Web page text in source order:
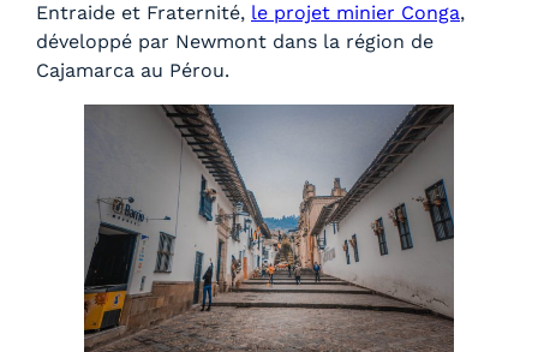
Entraide et Fraternité, le projet minier Conga,
développé par Newmont dans la région de
Cajamarca au Pérou.